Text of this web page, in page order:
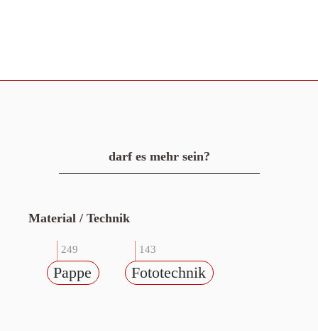
darf es mehr sein?
Material / Technik
249
Pappe
143
Fototechnik